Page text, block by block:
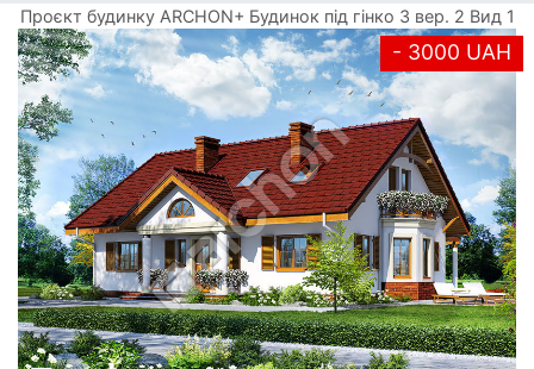
Проєкт будинку ARCHON+ Будинок під гінко 3 вер. 2 Вид 1
- 3000 UAH